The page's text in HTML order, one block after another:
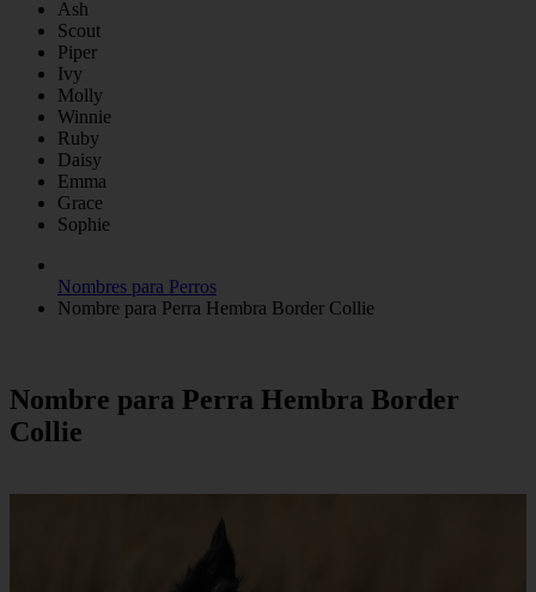
Ash
Scout
Piper
Ivy
Molly
Winnie
Ruby
Daisy
Emma
Grace
Sophie
Nombres para Perros
Nombre para Perra Hembra Border Collie
Nombre para Perra Hembra Border
Collie